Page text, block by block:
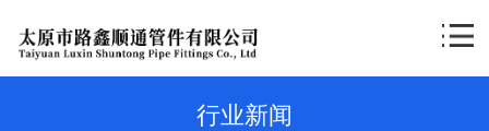
行业新闻